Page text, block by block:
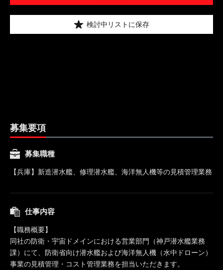
検討中リストに保存
募集要項
募集職種
【兵庫】新造潜水艦、修理潜水艦、海洋無人機等の見積管理業務
仕事内容
【職務概要】
同社の防衛・宇宙ドメインにおける営業部門（神戸潜水艦業務
課）にて、防衛省向け潜水艦および海洋無人機（水中ドローン）
事業の見積管理・コスト管理業務を担当いただきます。